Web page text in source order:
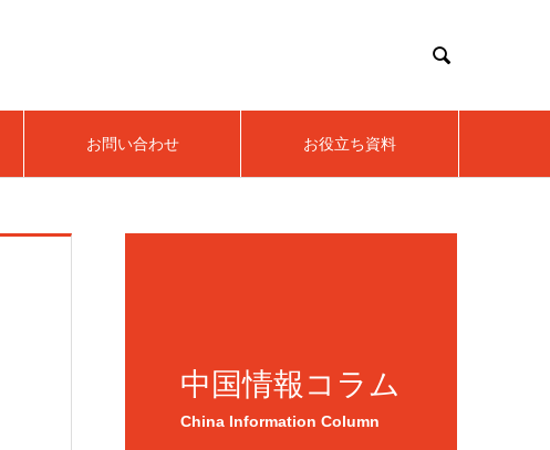

お問い合わせ お役立ち資料
中国情報コラム
China Information Column